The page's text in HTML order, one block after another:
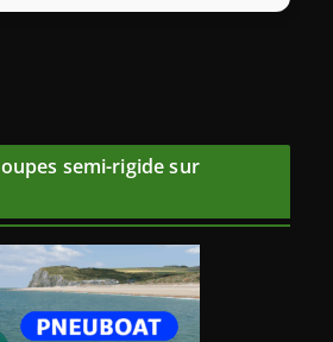
semi-rigide sur